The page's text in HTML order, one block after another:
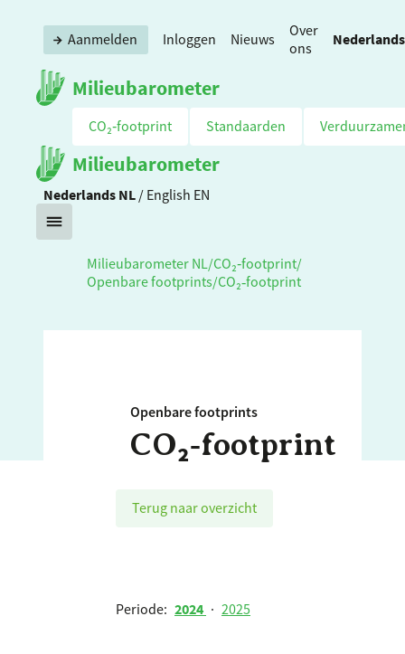
Milieubarometer
Aanmelden Inloggen Nieuws
Over
ons
Nederlands
CO₂‑footprint Standaarden
Milieubarometer
Nederlands NL / English EN
Milieubarometer NL /CO₂‑footprint/
Openbare footprints/CO₂‑footprint
Openbare footprints
CO₂‑footprint
Terug naar overzicht
Periode: 2024 · 2025